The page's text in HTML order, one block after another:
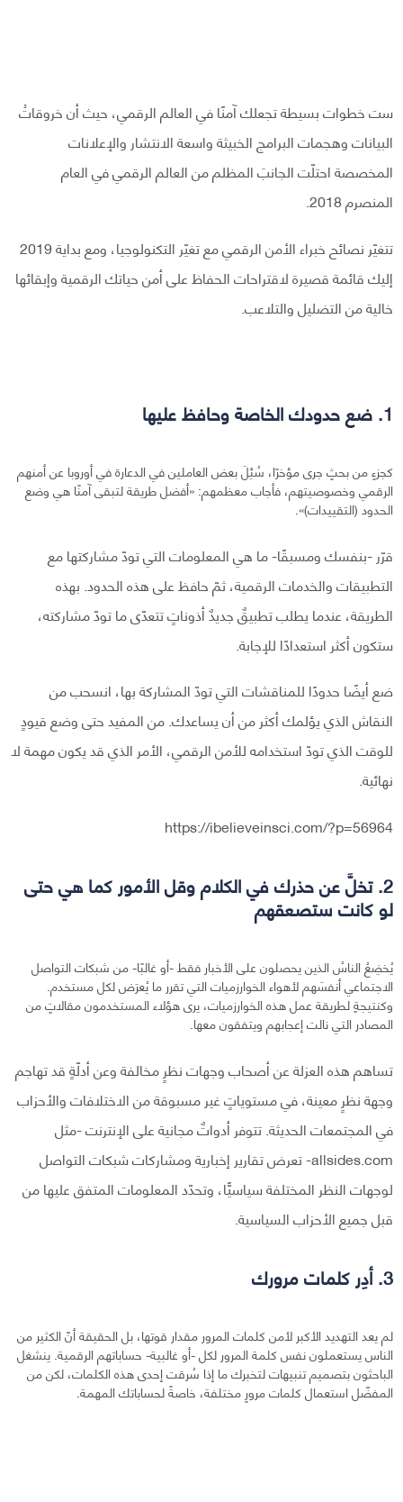
ست خطوات بسيطة تجعلك آمنًا في العالم الرقمي، حيث أن خروقاتُ
البيانات وهجمات البرامج الخبيثة واسعة الانتشار والإعلانات
المخصصة احتلّت الجانبَ المظلم من العالم الرقمي في العام
المنصرم 2018.
تتغيّر نصائح خبراء الأمن الرقمي مع تغيّر التكنولوجيا، ومع بداية 2019
إليك قائمة قصيرة لاقتراحات الحفاظ على أمن حياتك الرقمية وإبقائها
خالية من التضليل والتلاعب.
1. ضع حدودك الخاصة وحافظ عليها
كجزءٍ من بحثٍ جرى مؤخرًا، سُئِلَ بعض العاملين في الدعارة في أوروبا عن أمنهم
الرقمي وخصوصيتهم، فأجاب معظمهم: «أفضل طريقة لتبقى آمنًا هي وضع
الحدود (التقييدات)».
قرّر -بنفسك ومسبقًا- ما هي المعلومات التي تودّ مشاركتها مع
التطبيقات والخدمات الرقمية، ثمّ حافظ على هذه الحدود. بهذه
الطريقة، عندما يطلب تطبيقٌ جديدٌ أذوناتٍ تتعدّى ما تودّ مشاركته،
ستكون أكثر استعدادًا للإجابة.
ضع أيضًا حدودًا للمناقشات التي تودّ المشاركة بها، انسحب من
النقاش الذي يؤلمك أكثر من أن يساعدك. من المفيد حتى وضع قيودٍ
للوقت الذي تودّ استخدامه للأمن الرقمي، الأمر الذي قد يكون مهمة لا
نهائية.
https://ibelieveinsci.com/?p=56964
2. تخلَّ عن حذرك في الكلام وقل الأمور كما هي حتى
لو كانت ستصعقهم
يُخضِعُ الناسُ الذين يحصلون على الأخبار فقط -أو غالبًا- من شبكات التواصل
الاجتماعي أنفسَهم لأهواء الخوارزميات التي تقرر ما يُعرَض لكل مستخدم.
وكنتيجةٍ لطريقة عمل هذه الخوارزميات، يرى هؤلاء المستخدمون مقالاتٍ من
المصادر التي نالت إعجابهم ويتفقون معها.
تساهم هذه العزلة عن أصحاب وجهات نظرٍ مخالفة وعن أدلّةٍ قد تهاجم
وجهة نظرٍ معينة، في مستوياتٍ غير مسبوقة من الاختلافات والأحزاب
في المجتمعات الحديثة. تتوفر أدواتٌ مجانية على الإنترنت -مثل
allsides.com- تعرض تقارير إخبارية ومشاركات شبكات التواصل
لوجهات النظر المختلفة سياسيًّا، وتحدّد المعلومات المتفق عليها من
قبل جميع الأحزاب السياسية.
3. أدِر كلمات مرورك
لم يعد التهديد الأكبر لأمن كلمات المرور مقدار قوتها، بل الحقيقة أنّ الكثير من
الناس يستعملون نفس كلمة المرور لكل -أو غالبية- حساباتهم الرقمية. ينشغل
الباحثون بتصميم تنبيهات لتخبرك ما إذا سُرقت إحدى هذه الكلمات، لكن من
المفضّل استعمال كلمات مرورٍ مختلفة، خاصةً لحساباتك المهمة.